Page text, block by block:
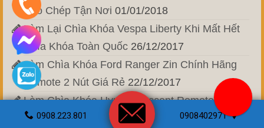
0908.223.801 0908402971
Sao Chép Tận Nơi 01/01/2018
Làm Lại Chìa Khóa Vespa Liberty Khi Mất Hết
Chìa Khóa Toàn Quốc 26/12/2017
Làm Chìa Khóa Ford Ranger Zin Chính Hãng
Remote 2 Nút Giá Rẻ 22/12/2017
Làm Chìa Khóa Hyundai Accent Remote Accent
Blue 3 button
17/12/2017